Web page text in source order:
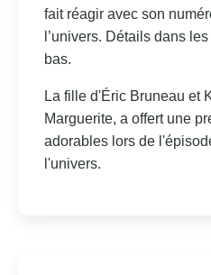
fait réagir avec son
l’univers. Détails dans
bas.
La fille d'Éric Bruneau et
Marguerite, a offert une
adorables lors de
l'univers.